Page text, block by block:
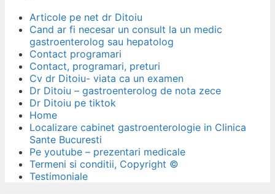
Articole pe net dr Ditoiu
Cand ar fi necesar un consult la un medic
gastroenterolog sau hepatolog
Contact programari
Contact, programari, preturi
Cv dr Ditoiu- viata ca un examen
Dr Ditoiu – gastroenterolog de nota zece
Dr Ditoiu pe tiktok
Home
Localizare cabinet gastroenterologie in Clinica
Sante Bucuresti
Pe youtube – prezentari medicale
Termeni si conditii, Copyright ©
Testimoniale